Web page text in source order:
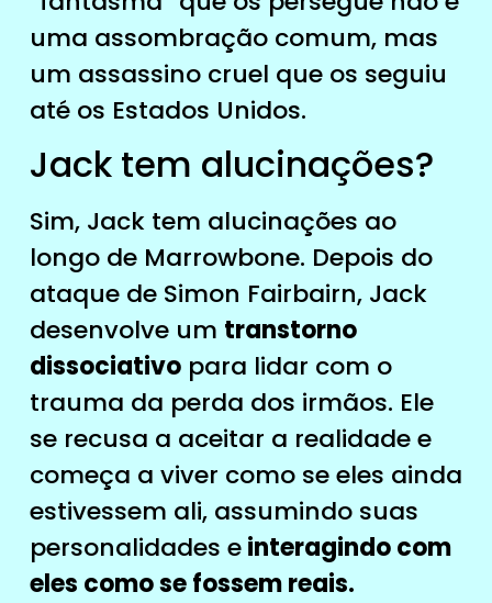
uma assombração comum, mas
um assassino cruel que os seguiu
até os Estados Unidos.
Jack tem alucinações?
Sim, Jack tem alucinações ao
longo de Marrowbone. Depois do
ataque de Simon Fairbairn, Jack
desenvolve um transtorno
dissociativopara lidar com o
trauma da perda dos irmãos. Ele
se recusa a aceitar a realidade e
começa a viver como se eles ainda
estivessem ali, assumindo suas
personalidades einteragindo com
eles como se fossem reais.